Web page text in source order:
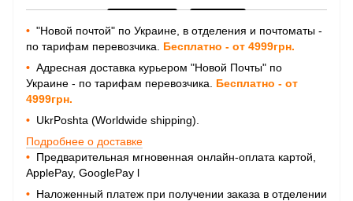
• "Новой почтой" по Украине, в отделения и почтоматы -
по тарифам перевозчика. Бесплатно - от 4999грн.
• Адресная доставка курьером "Новой Почты" по
Украине - по тарифам перевозчика. Бесплатно - от
4999грн.
• UkrPoshta (Worldwide shipping).
Подробнее о доставке
• Предварительная мгновенная онлайн-оплата картой,
ApplePay, GooglePay l
• Наложенный платеж при получении заказа в отделении